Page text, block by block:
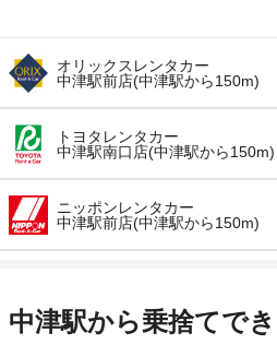
オリックスレンタカー
中津駅前店(中津駅から150m)
営業時間 毎日 08:00 ～ 19:00
アクセス 中津駅より徒歩で約1
住所 中津市豊田町１－５
トヨタレンタカー
中津駅南口店(中津駅から150m)
営業時間 毎日 08:00 ～ 19:00
アクセス 中津駅より徒歩で約1
店舗詳細 店舗詳細ページはこ
ニッポンレンタカー
中津駅前店(中津駅から150m)
アクセス 中津駅より徒歩で約
中津駅から乗捨てで